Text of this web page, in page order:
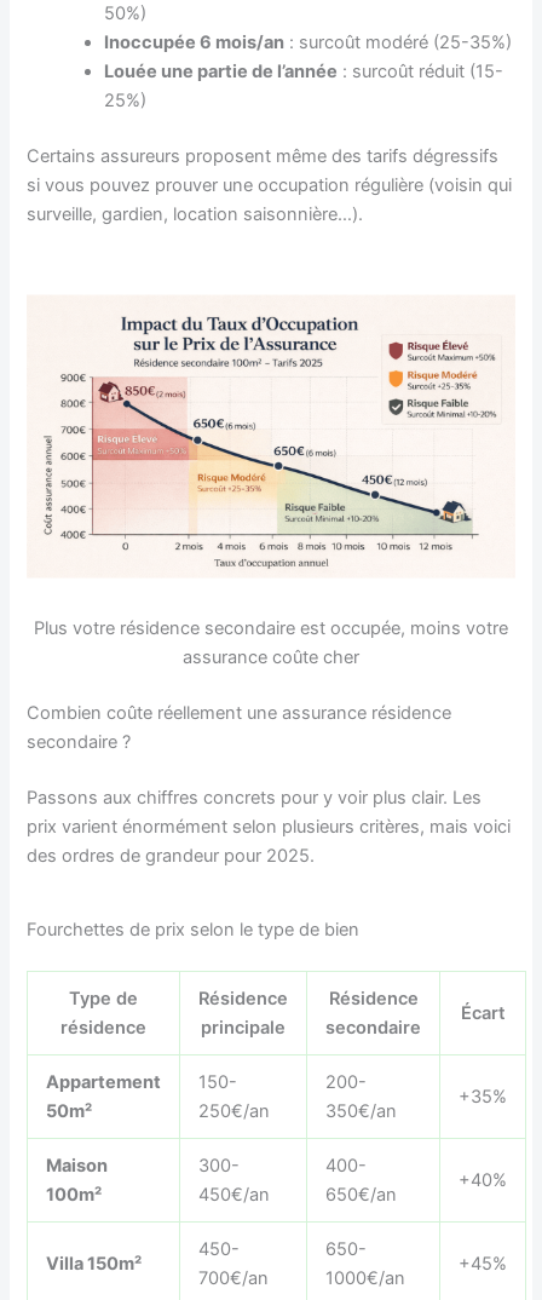
50%)
Inoccupée 6 mois/an : surcoût modéré (25-35%)
Louée une partie de l’année : surcoût réduit (15-
25%)
Certains assureurs proposent même des tarifs dégressifs
si vous pouvez prouver une occupation régulière (voisin qui
surveille, gardien, location saisonnière…).
Plus votre résidence secondaire est occupée, moins votre
assurance coûte cher
Combien coûte réellement une assurance résidence
secondaire ?
Passons aux chiffres concrets pour y voir plus clair. Les
prix varient énormément selon plusieurs critères, mais voici
des ordres de grandeur pour 2025.
Fourchettes de prix selon le type de bien
Type de
résidence
Résidence
principale
Résidence
secondaire
Écart
Appartement
50m²
150-
250€/an
200-
350€/an
+35%
Maison
100m²
300-
450€/an
400-
650€/an
+40%
Villa 150m²
450-
700€/an
650-
1000€/an
+45%